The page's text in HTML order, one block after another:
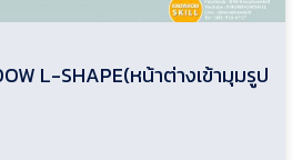
L-SHAPE(หน้าต่างเข้ามุมรูป